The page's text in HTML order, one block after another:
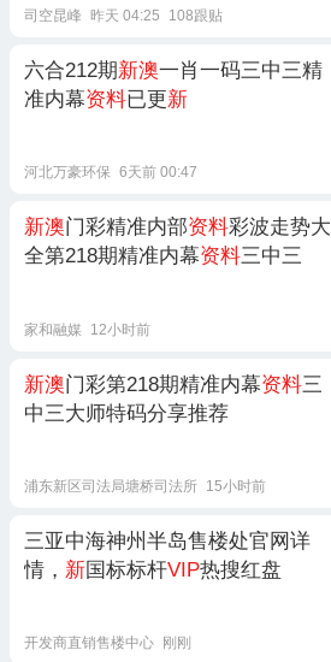
司空昆峰 昨天 04:25 108跟贴
六合212期新澳一肖一码三中三精
准内幕资料已更新
河北万豪环保 6天前 00:47
新澳门彩精准内部资料彩波走势大
全第218期精准内幕资料三中三
家和融媒 12小时前
新澳门彩第218期精准内幕资料三
中三大师特码分享推荐
浦东新区司法局塘桥司法所 15小时前
三亚中海神州半岛售楼处官网详
情， 新国标标杆VIP热搜红盘
开发商直销售楼中心 刚刚